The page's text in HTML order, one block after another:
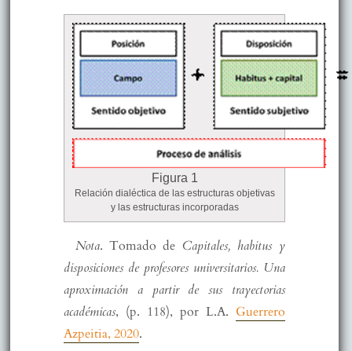
Figura 1
Relación dialéctica de las estructuras objetivas
y las estructuras incorporadas
Nota. Tomado de Capitales, habitus y
disposiciones de profesores universitarios. Una
aproximación a partir de sus trayectorias
académicas, (p. 118), por L.A. Guerrero
Azpeitia, 2020.